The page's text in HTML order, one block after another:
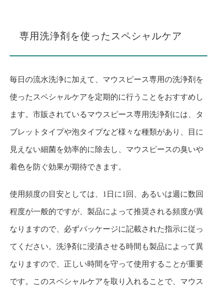
専用洗浄剤を使ったスペシャルケア
毎日の流水洗浄に加えて、マウスピース専用の洗浄剤を
使ったスペシャルケアを定期的に行うことをおすすめし
ます。市販されているマウスピース専用洗浄剤には、タ
ブレットタイプや泡タイプなど様々な種類があり、目に
見えない細菌を効率的に除去し、マウスピースの臭いや
着色を防ぐ効果が期待できます。
使用頻度の目安としては、1日に1回、あるいは週に数回
程度が一般的ですが、製品によって推奨される頻度が異
なりますので、必ずパッケージに記載された指示に従っ
てください。洗浄剤に浸漬させる時間も製品によって異
なりますので、正しい時間を守って使用することが重要
です。このスペシャルケアを取り入れることで、マウス